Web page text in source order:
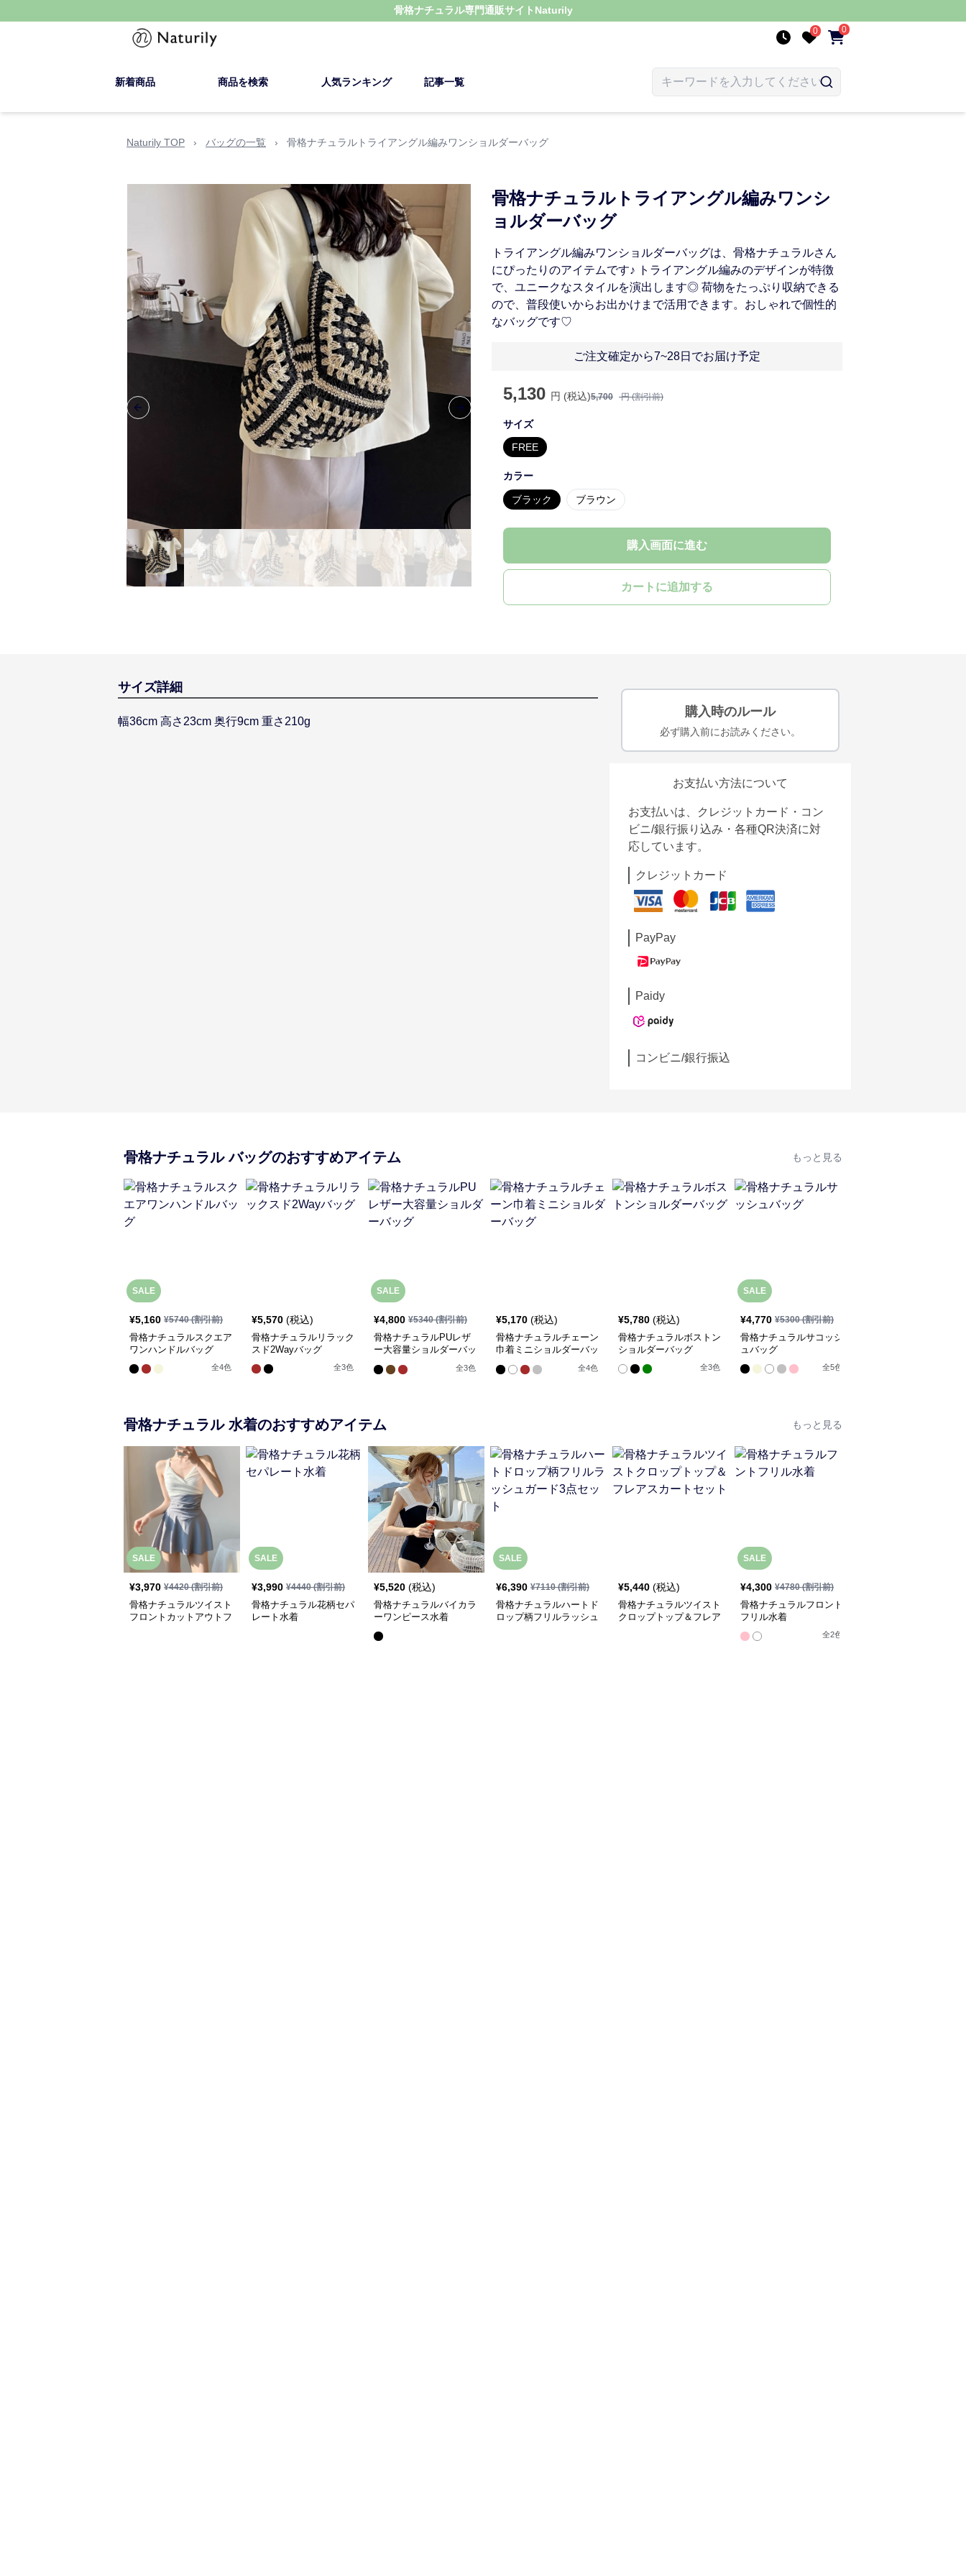
骨格ナチュラル専門通販サイト Naturily
0 0
新着商品 商品を検索 人気ランキング 記事一覧
Naturily TOP › バッグの一覧 › 骨格ナチュラルトライアングル編みワンショルダーバッグ
Previous slide Next slide
骨格ナチュラルトライアングル編みワンシ
ョルダーバッグ
トライアングル編みワンショルダーバッグは、骨格ナチュラルさん
にぴったりのアイテムです♪ トライアングル編みのデザインが特徴
で、ユニークなスタイルを演出します◎ 荷物をたっぷり収納できる
ので、普段使いからお出かけまで活用できます。おしゃれで個性的
なバッグです♡
ご注文確定から7~28日でお届け予定
5,130 円 (税込)5,700 円 (割引前)
サイズ
FREE
カラー
ブラック ブラウン
購入画面に進む
カートに追加する
サイズ詳細
幅36cm 高さ23cm 奥行9cm 重さ210g
購入時のルール
必ず購入前にお読みください。
お支払い方法について
お支払いは、クレジットカード・コン
ビニ/銀行振り込み・各種QR決済に対
応しています。
クレジットカード
PayPay
Paidy
コンビニ/銀行振込
骨格ナチュラル バッグのおすすめアイテム もっと見る
SALE
¥5,160 ¥5740(割引前)
骨格ナチュラルスクエア
ワンハンドルバッグ
全4色
¥5,570 (税込)
骨格ナチュラルリラック
スド2Wayバッグ
全3色
SALE
¥4,800 ¥5340(割引前)
骨格ナチュラルPUレザ
ー大容量ショルダーバッ
全3色
¥5,170 (税込)
骨格ナチュラルチェーン
巾着ミニショルダーバッ
全4色
¥5,780 (税込)
骨格ナチュラルボストン
ショルダーバッグ
全3色
SALE
¥4,770 ¥5300(割引前)
骨格ナチュラルサコッシ
ュバッグ
全5色
骨格ナチュラル 水着のおすすめアイテム もっと見る
SALE
¥3,970 ¥4420(割引前)
骨格ナチュラルツイスト
フロントカットアウトフ
SALE
¥3,990 ¥4440(割引前)
骨格ナチュラル花柄セパ
レート水着
¥5,520 (税込)
骨格ナチュラルバイカラ
ーワンピース水着
SALE
¥6,390 ¥7110(割引前)
骨格ナチュラルハートド
ロップ柄フリルラッシュ
¥5,440 (税込)
骨格ナチュラルツイスト
クロップトップ＆フレア
SALE
¥4,300 ¥4780(割引前)
骨格ナチュラルフロント
フリル水着
全2色